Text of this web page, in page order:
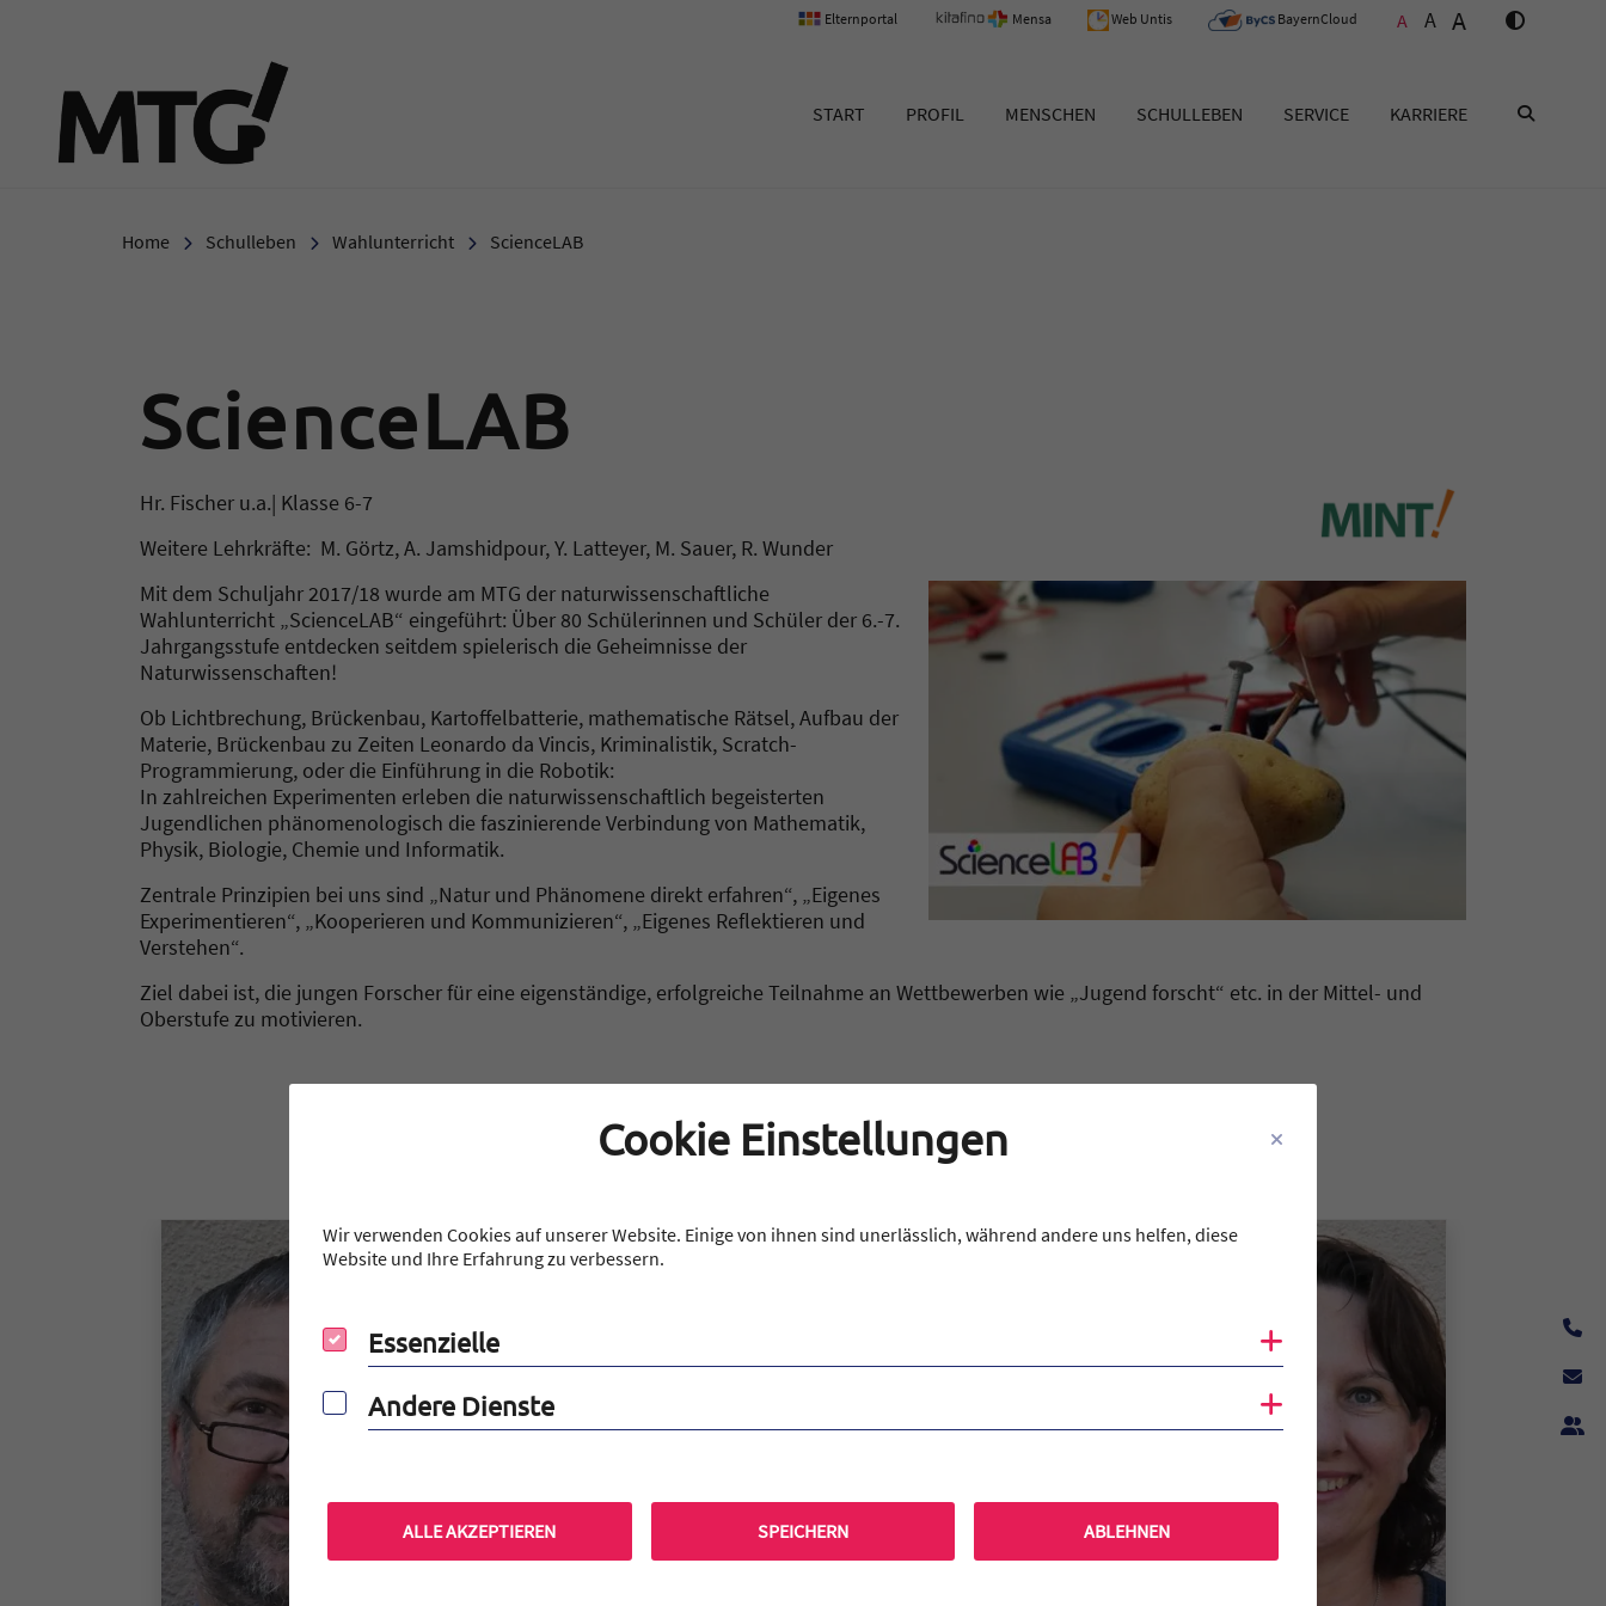
Elternportal Mensa Web Untis BayernCloud A A A
START PROFIL MENSCHEN SCHULLEBEN SERVICE KARRIERE
Home Schulleben Wahlunterricht ScienceLAB
ScienceLAB
Hr. Fischer u.a.| Klasse 6-7
Weitere Lehrkräfte: M. Görtz, A. Jamshidpour, Y. Latteyer, M. Sauer, R. Wunder
Mit dem Schuljahr 2017/18 wurde am MTG der naturwissenschaftliche
Wahlunterricht „ScienceLAB“ eingeführt: Über 80 Schülerinnen und Schüler der 6.-7.
Jahrgangsstufe entdecken seitdem spielerisch die Geheimnisse der
Naturwissenschaften!
Ob Lichtbrechung, Brückenbau, Kartoffelbatterie, mathematische Rätsel, Aufbau der
Materie, Brückenbau zu Zeiten Leonardo da Vincis, Kriminalistik, Scratch-
Programmierung, oder die Einführung in die Robotik:
In zahlreichen Experimenten erleben die naturwissenschaftlich begeisterten
Jugendlichen phänomenologisch die faszinierende Verbindung von Mathematik,
Physik, Biologie, Chemie und Informatik.
Zentrale Prinzipien bei uns sind „Natur und Phänomene direkt erfahren“, „Eigenes
Experimentieren“, „Kooperieren und Kommunizieren“, „Eigenes Reflektieren und
Verstehen“.
Ziel dabei ist, die jungen Forscher für eine eigenständige, erfolgreiche Teilnahme an Wettbewerben wie „Jugend forscht“ etc. in der Mittel- und
Oberstufe zu motivieren.
Einleitung
Ihre Ansprechpartner:
Cookie Einstellungen
Wir verwenden Cookies auf unserer Website. Einige von ihnen sind unerlässlich, während andere uns helfen, diese
Website und Ihre Erfahrung zu verbessern.
Essenzielle
Essenzielle Cookies anzeigen
Andere Dienste
Andere Dienste Cookies anzeigen
ALLE AKZEPTIEREN SPEICHERN ABLEHNEN